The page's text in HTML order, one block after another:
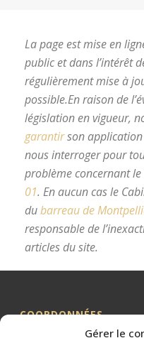
Gérer le
La page est mise en
public et dans l’intérêt
régulièrement mise à
possible.En raison de
législation en vigueur,
garantirson application
nous interroger pour
problème concernant
01. En aucun cas le
dubarreau de
responsable de
articles du site.
COORDONNÉES
Me BILLION-PORTE